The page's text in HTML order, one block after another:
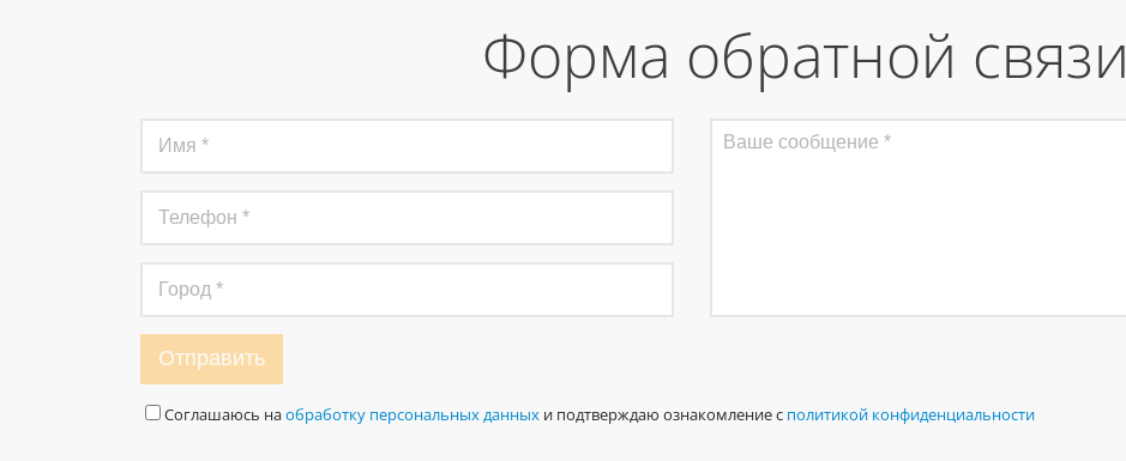
Форма обратной связи
Отправить
Соглашаюсь наобработку персональных данных и подтверждаю ознакомление с политикой конфиденциальности